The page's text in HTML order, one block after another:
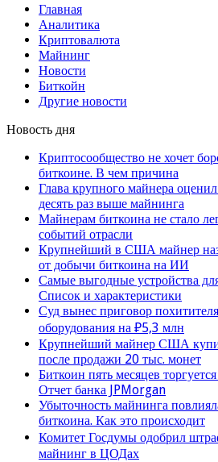
Главная
Аналитика
Криптовалюта
Майнинг
Новости
Биткойн
Другие новости
Новость дня
Криптосообщество не хочет
биткоине. В чем причина
Глава крупного майнера
десять раз выше майнинга
Майнерам биткоина не стало
событий отрасли
Крупнейший в США майнер
от добычи биткоина на ИИ
Самые выгодные устройства
Список и характеристики
Суд вынес приговор
оборудования на ₽5,3 млн
Крупнейший майнер США
после продажи 20 тыс. монет
Биткоин пять месяцев
Отчет банка JPMorgan
Убыточность майнинга
биткоина. Как это происходит
Комитет Госдумы одобрил
майнинг в ЦОДах